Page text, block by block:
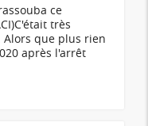
ce
très
que plus rien
après l'arrêt